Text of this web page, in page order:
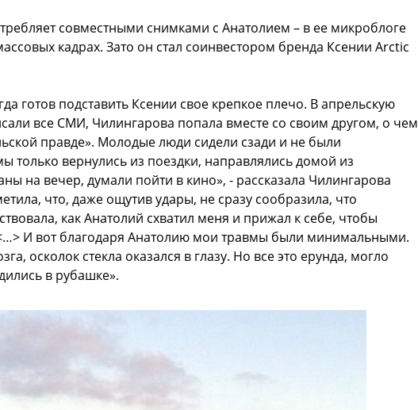
совместными снимками с Анатолием – в ее микроблоге
кадрах. Зато он стал соинвестором бренда Ксении Arctic
готов подставить Ксении свое крепкое плечо. В апрельскую
все СМИ, Чилингарова попала вместе со своим другом, о чем
правде». Молодые люди сидели сзади и не были
только вернулись из поездки, направлялись домой из
на вечер, думали пойти в кино», - рассказала Чилингарова
что, даже ощутив удары, не сразу сообразила, что
как Анатолий схватил меня и прижал к себе, чтобы
И вот благодаря Анатолию мои травмы были минимальными.
осколок стекла оказался в глазу. Но все это ерунда, могло
в рубашке».